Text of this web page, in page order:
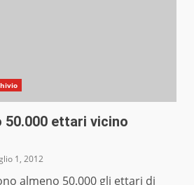
50.000 ettari vicino
1, 2012
almeno 50.000 gli ettari di